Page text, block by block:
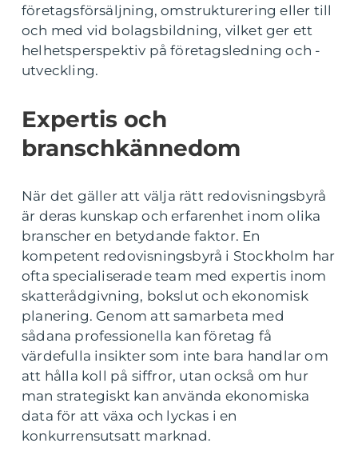
företagsförsäljning, omstrukturering eller till
och med vid bolagsbildning, vilket ger ett
helhetsperspektiv på företagsledning och -
utveckling.
Expertis och
branschkännedom
När det gäller att välja rätt redovisningsbyrå
är deras kunskap och erfarenhet inom olika
branscher en betydande faktor. En
kompetent redovisningsbyrå i Stockholm har
ofta specialiserade team med expertis inom
skatterådgivning, bokslut och ekonomisk
planering. Genom att samarbeta med
sådana professionella kan företag få
värdefulla insikter som inte bara handlar om
att hålla koll på siffror, utan också om hur
man strategiskt kan använda ekonomiska
data för att växa och lyckas i en
konkurrensutsatt marknad.